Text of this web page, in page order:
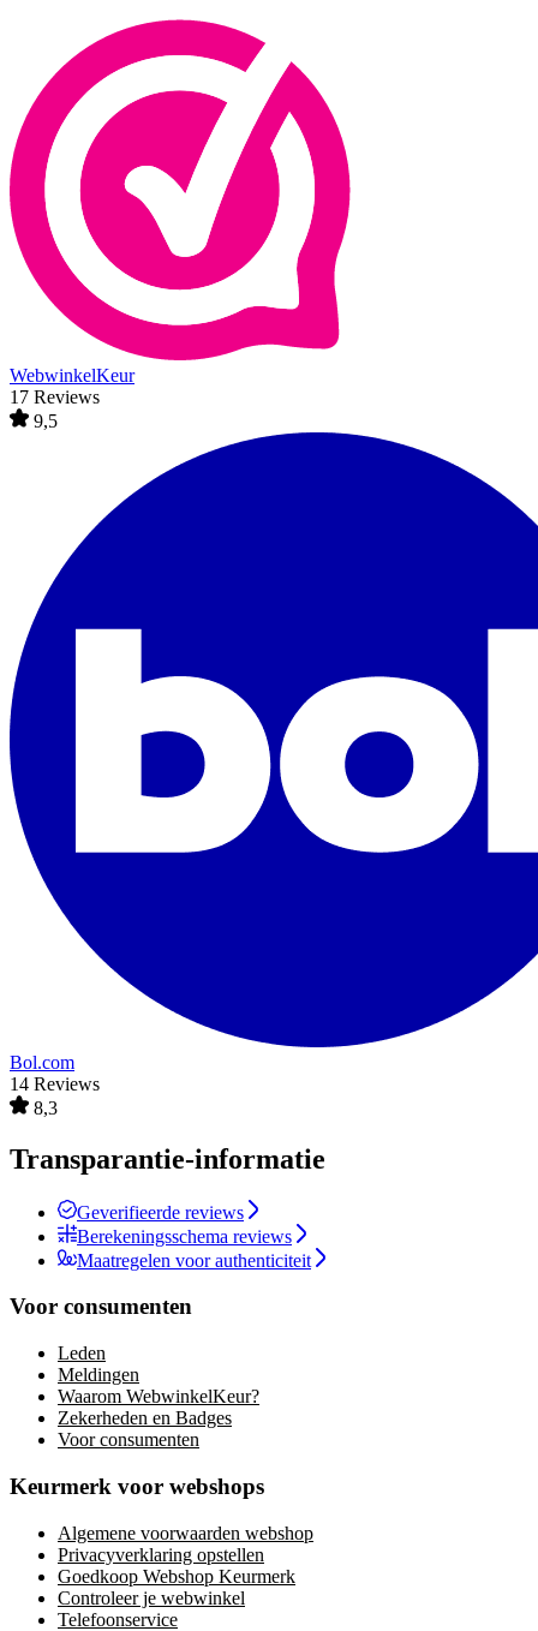
WebwinkelKeur
17 Reviews
9,5
Bol.com
14 Reviews
8,3
Transparantie-informatie
Geverifieerde reviews
Berekeningsschema reviews
Maatregelen voor authenticiteit
Voor consumenten
Leden
Meldingen
Waarom WebwinkelKeur?
Zekerheden en Badges
Voor consumenten
Keurmerk voor webshops
Algemene voorwaarden webshop
Privacyverklaring opstellen
Goedkoop Webshop Keurmerk
Controleer je webwinkel
Telefoonservice